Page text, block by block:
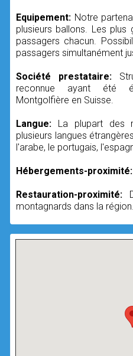
Equipement: Notre
plusieurs ballons. Les
passagers chacun.
passagers simultanément
Société prestataire:
reconnue ayant été
Montgolfière en Suisse.
Langue: La plupart des
plusieurs langues
l'arabe, le portugais,
Hébergements-proximité:
Restauration-proximité:
montagnards dans la région.